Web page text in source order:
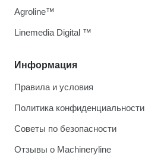
Информация
Правила и условия
Политика конфиденциальности
Советы по безопасности
Отзывы о Machineryline
Agroline™
Linemedia Digital ™